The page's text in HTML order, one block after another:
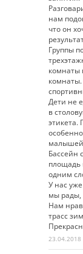
нам
что он
Группы
комнаты
Дети не
в
этикета.
малышей
Бассейн
площадь
одним
У нас
мы рады,
Нам
трасс
23.04.2018